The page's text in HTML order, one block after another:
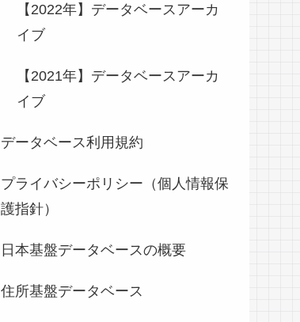
【2022年】データベースアーカ
イブ
【2021年】データベースアーカ
イブ
データベース利用規約
プライバシーポリシー（個人情報保
護指針）
日本基盤データベースの概要
住所基盤データベース